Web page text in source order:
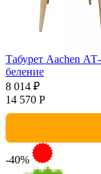
Табурет Aachen
беление
8 014 ₽
14 570 Р
-40%